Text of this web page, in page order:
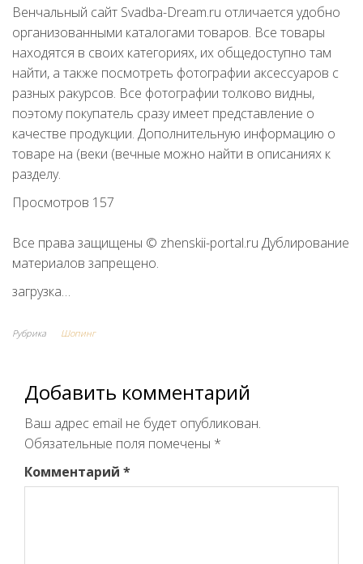
Венчальный сайт Svadba-Dream.ru отличается удобно
организованными каталогами товаров. Все товары
находятся в своих категориях, их общедоступно там
найти, а также посмотреть фотографии аксессуаров с
разных ракурсов. Все фотографии толково видны,
поэтому покупатель сразу имеет представление о
качестве продукции. Дополнительную информацию о
товаре на (веки (вечные можно найти в описаниях к
разделу.
Просмотров 157
Все права защищены © zhenskii-portal.ru Дублирование
материалов запрещено.
загрузка…
Рубрика Шопинг
Добавить комментарий
Ваш адрес email не будет опубликован.
Обязательные поля помечены *
Комментарий *